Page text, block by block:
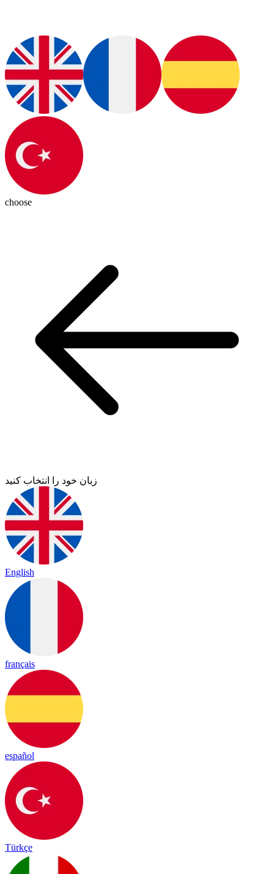
choose
زبان خود را انتخاب کنید
English
français
español
Türkçe